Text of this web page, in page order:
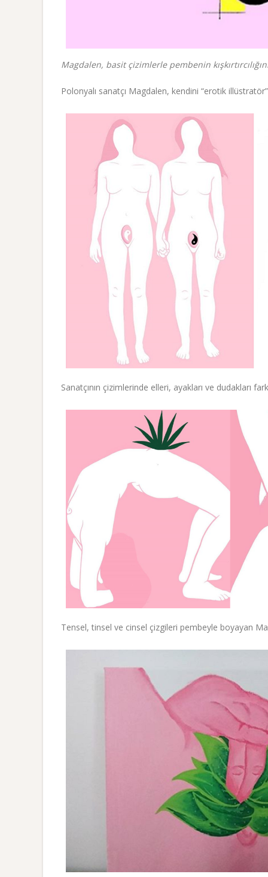
Magdalen, basit çizimlerle pembenin
Polonyalı sanatçı Magdalen, kendini “erotik
Sanatçının çizimlerinde elleri, ayakları ve dudakları
Tensel, tinsel ve cinsel çizgileri pembeyle boyayan